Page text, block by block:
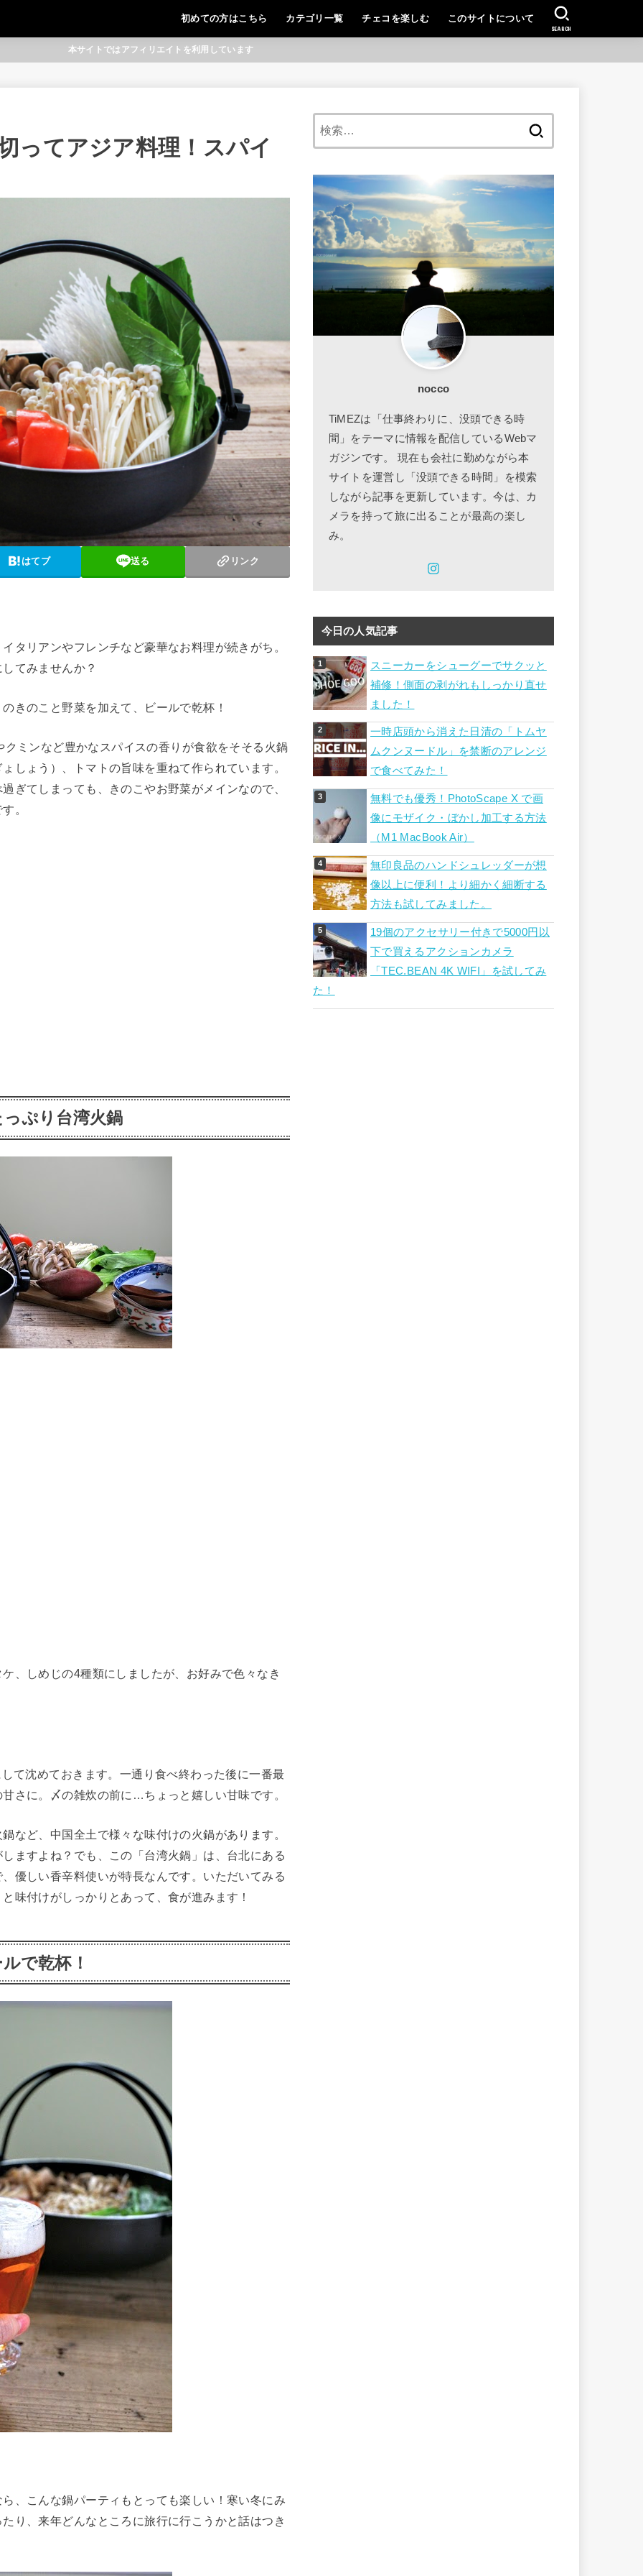
初めての方はこちら カテゴリ一覧 チェコを楽しむ このサイトについて
SEARCH
本サイトではアフィリエイトを利用しています
ってアジア料理！スパイ
はてブ 送る リンク
タリアンやフレンチなど豪華なお料理が続きがち。
てみませんか？
きのこと野菜を加えて、ビールで乾杯！
ミンなど豊かなスパイスの香りが食欲をそそる火鍋
しょう）、トマトの旨味を重ねて作られています。
ぎてしまっても、きのこやお野菜がメインなので、
。
ぷり台湾火鍋
、しめじの4種類にしましたが、お好みで色々なき
て沈めておきます。一通り食べ終わった後に一番最
さに。〆の雑炊の前に…ちょっと嬉しい甘味です。
など、中国全土で様々な味付けの火鍋があります。
ますよね？でも、この「台湾火鍋」は、台北にある
優しい香辛料使いが特長なんです。いただいてみる
味付けがしっかりとあって、食が進みます！
で乾杯！
、こんな鍋パーティもとっても楽しい！寒い冬にみ
り、来年どんなところに旅行に行こうかと話はつき
nocco
TiMEZは「仕事終わりに、没頭できる時
間」をテーマに情報を配信しているWebマ
ガジンです。 現在も会社に勤めながら本
サイトを運営し「没頭できる時間」を模索
しながら記事を更新しています。今は、カ
メラを持って旅に出ることが最高の楽し
み。
今日の人気記事
スニーカーをシューグーでサクッと
補修！側面の剥がれもしっかり直せ
ました！
一時店頭から消えた日清の「トムヤ
ムクンヌードル」を禁断のアレンジ
で食べてみた！
無料でも優秀！PhotoScape X で画
像にモザイク・ぼかし加工する方法
（M1 MacBook Air）
無印良品のハンドシュレッダーが想
像以上に便利！より細かく細断する
方法も試してみました。
19個のアクセサリー付きで5000円以
下で買えるアクションカメラ
「TEC.BEAN 4K WIFI」を試してみ
た！